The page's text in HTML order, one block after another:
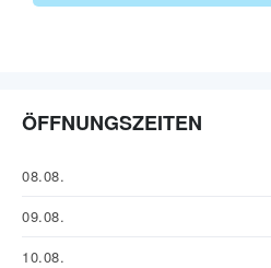
ÖFFNUNGSZEITEN
08.08.
09.08.
10.08.